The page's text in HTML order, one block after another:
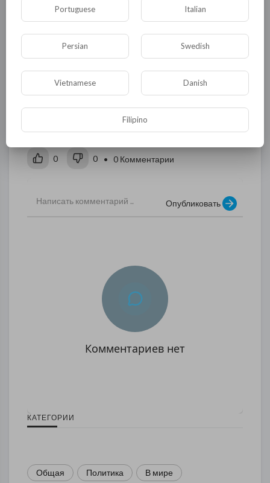
Итак фильм "Лука". Не буду пересказывать
содержимое, просто отмечу, что по окончании
фильма, когда в зале зажгли свет, я обратил
на мокром месте. У меня - тоже. Рекомендую к
Продолжение следует...
0 0 • 0 Комментарии
Опубликовать
Комментариев нет
КАТЕГОРИИ
Общая Политика В мире
Portuguese Italian
Persian Swedish
Vietnamese Danish
Filipino